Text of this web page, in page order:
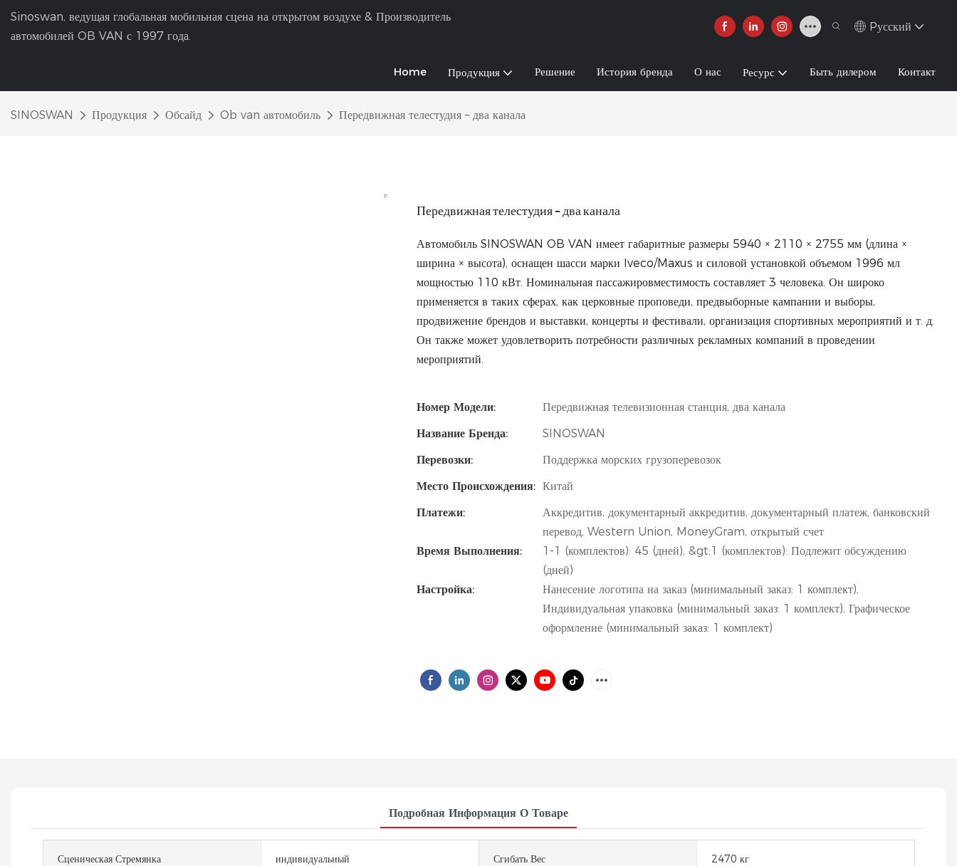
Sinoswan, ведущая глобальная мобильная сцена на открытом воздухе & Производитель
автомобилей OB VAN с 1997 года.
Pусский
Home Продукция Решение История бренда О нас Ресурс Быть дилером Контакт
SINOSWAN Продукция Обсайд Ob van автомобиль Передвижная телестудия – два канала
Передвижная телестудия – два канала
Автомобиль SINOSWAN OB VAN имеет габаритные размеры 5940 × 2110 × 2755 мм (длина ×
ширина × высота), оснащен шасси марки Iveco/Maxus и силовой установкой объемом 1996 мл
мощностью 110 кВт. Номинальная пассажировместимость составляет 3 человека. Он широко
применяется в таких сферах, как церковные проповеди, предвыборные кампании и выборы,
продвижение брендов и выставки, концерты и фестивали, организация спортивных мероприятий и т. д.
Он также может удовлетворить потребности различных рекламных компаний в проведении
мероприятий.
Номер Модели:
Передвижная телевизионная станция, два канала
Название Бренда:
SINOSWAN
Перевозки:
Поддержка морских грузоперевозок
Место Происхождения: Китай
Платежи:
Аккредитив, документарный аккредитив, документарный платеж, банковский
перевод, Western Union, MoneyGram, открытый счет
Время Выполнения:
1-1 (комплектов): 45 (дней), &gt;1 (комплектов): Подлежит обсуждению
(дней)
Настройка:
Нанесение логотипа на заказ (минимальный заказ: 1 комплект),
Индивидуальная упаковка (минимальный заказ: 1 комплект), Графическое
оформление (минимальный заказ: 1 комплект)
Подробная Информация О Товаре
Сценическая Стремянка индивидуальный Сгибать Вес 2470 кг